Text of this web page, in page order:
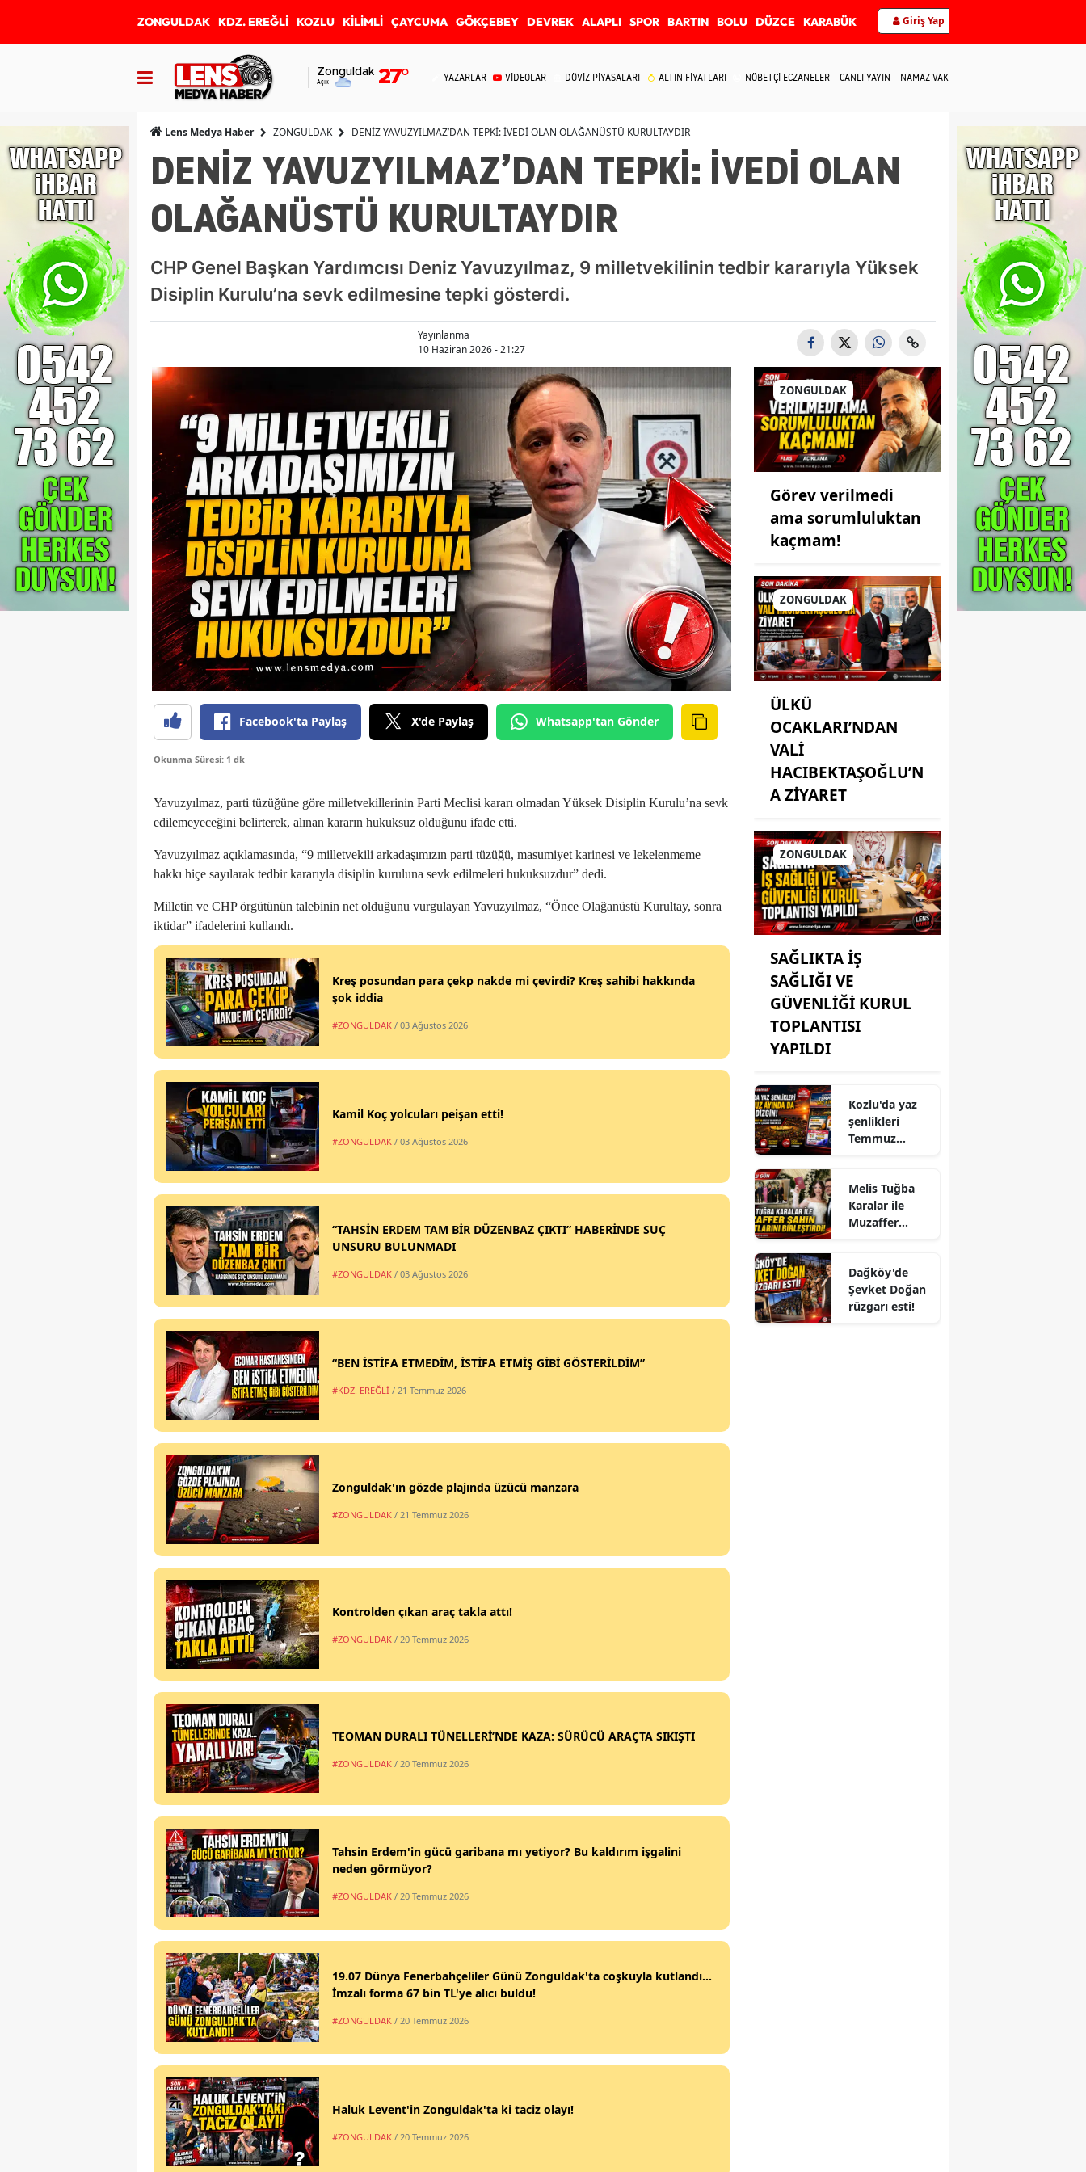
ZONGULDAK KDZ. EREĞLİ KOZLU KİLİMLİ ÇAYCUMA GÖKÇEBEY DEVREK ALAPLI SPOR BARTIN BOLU DÜZCE KARABÜK Giriş Yap
Zonguldak
Açık 27° YAZARLAR VİDEOLAR DÖVİZ PİYASALARI ALTIN FİYATLARI NÖBETÇİ ECZANELER CANLI YAYIN NAMAZ VAKİTLERİ
Lens Medya Haber ZONGULDAK DENİZ YAVUZYILMAZ’DAN TEPKİ: İVEDİ OLAN OLAĞANÜSTÜ KURULTAYDIR
DENİZ YAVUZYILMAZ’DAN TEPKİ: İVEDİ OLAN
OLAĞANÜSTÜ KURULTAYDIR
CHP Genel Başkan Yardımcısı Deniz Yavuzyılmaz, 9 milletvekilinin tedbir kararıyla Yüksek
Disiplin Kurulu’na sevk edilmesine tepki gösterdi.
Yayınlanma
10 Haziran 2026 - 21:27
Facebook'ta Paylaş X'de Paylaş Whatsapp'tan Gönder
Okunma Süresi: 1 dk
Yavuzyılmaz, parti tüzüğüne göre milletvekillerinin Parti Meclisi kararı olmadan Yüksek Disiplin Kurulu’na sevk
edilemeyeceğini belirterek, alınan kararın hukuksuz olduğunu ifade etti.
Yavuzyılmaz açıklamasında, “9 milletvekili arkadaşımızın parti tüzüğü, masumiyet karinesi ve lekelenmeme
hakkı hiçe sayılarak tedbir kararıyla disiplin kuruluna sevk edilmeleri hukuksuzdur” dedi.
Milletin ve CHP örgütünün talebinin net olduğunu vurgulayan Yavuzyılmaz, “Önce Olağanüstü Kurultay, sonra
iktidar” ifadelerini kullandı.
Kreş posundan para çekp nakde mi çevirdi? Kreş sahibi hakkında
şok iddia
#ZONGULDAK / 03 Ağustos 2026
Kamil Koç yolcuları peişan etti!
#ZONGULDAK / 03 Ağustos 2026
“TAHSİN ERDEM TAM BİR DÜZENBAZ ÇIKTI” HABERİNDE SUÇ
UNSURU BULUNMADI
#ZONGULDAK / 03 Ağustos 2026
“BEN İSTİFA ETMEDİM, İSTİFA ETMİŞ GİBİ GÖSTERİLDİM”
#KDZ. EREĞLİ / 21 Temmuz 2026
Zonguldak'ın gözde plajında üzücü manzara
#ZONGULDAK / 21 Temmuz 2026
Kontrolden çıkan araç takla attı!
#ZONGULDAK / 20 Temmuz 2026
TEOMAN DURALI TÜNELLERİ’NDE KAZA: SÜRÜCÜ ARAÇTA SIKIŞTI
#ZONGULDAK / 20 Temmuz 2026
Tahsin Erdem'in gücü garibana mı yetiyor? Bu kaldırım işgalini
neden görmüyor?
#ZONGULDAK / 20 Temmuz 2026
19.07 Dünya Fenerbahçeliler Günü Zonguldak'ta coşkuyla kutlandı...
İmzalı forma 67 bin TL'ye alıcı buldu!
#ZONGULDAK / 20 Temmuz 2026
Haluk Levent'in Zonguldak'ta ki taciz olayı!
#ZONGULDAK / 20 Temmuz 2026
ZONGULDAK
Görev verilmedi
ama sorumluluktan
kaçmam!
ZONGULDAK
ÜLKÜ
OCAKLARI’NDAN
VALİ
HACIBEKTAŞOĞLU’N
A ZİYARET
ZONGULDAK
SAĞLIKTA İŞ
SAĞLIĞI VE
GÜVENLİĞİ KURUL
TOPLANTISI
YAPILDI
Kozlu'da yaz
şenlikleri
Temmuz
ediyor!
Melis Tuğba
Karalar ile
Muzaffer
Birleştirdi!
Dağköy'de
Şevket Doğan
rüzgarı esti!